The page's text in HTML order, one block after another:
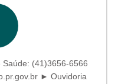
(41)3656-6566
► Ouvidoria